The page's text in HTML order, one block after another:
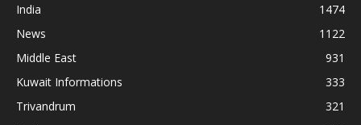
India
1474
News
1122
Middle East
931
Kuwait Informations
333
Trivandrum
321